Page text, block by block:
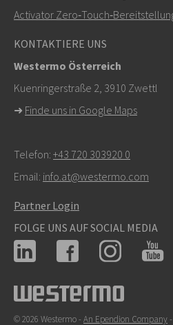
Activator
KONTAKTIERE UNS
Westermo Österreich
Kuenringerstraße 2, 3910 Zwettl
➜ Finde uns in Google Maps
Telefon: +43 720 303920 0
Email: info.at@westermo.com
Partner Login
FOLGE UNS AUF SOCIAL MEDIA
© 2026 Westermo - An Ependion Company-